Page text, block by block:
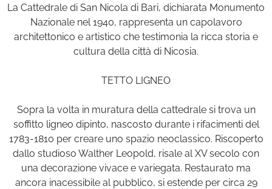
La Cattedrale di San Nicola di Bari, dichiarata Monumento
Nazionale nel 1940, rappresenta un capolavoro
architettonico e artistico che testimonia la ricca storia e
cultura della città di Nicosia.
TETTO LIGNEO
Sopra la volta in muratura della cattedrale si trova un
soffitto ligneo dipinto, nascosto durante i rifacimenti del
1783-1810 per creare uno spazio neoclassico. Riscoperto
dallo studioso Walther Leopold, risale al XV secolo con
una decorazione vivace e variegata. Restaurato ma
ancora inacessibile al pubblico, si estende per circa 29